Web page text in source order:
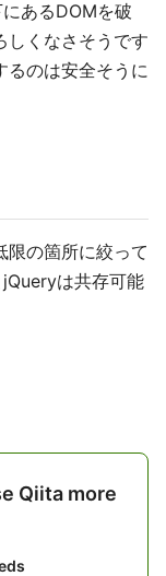
あるDOMを破
しくなさそうです
るのは安全そうに
限の箇所に絞って
は共存可能
Qiita more